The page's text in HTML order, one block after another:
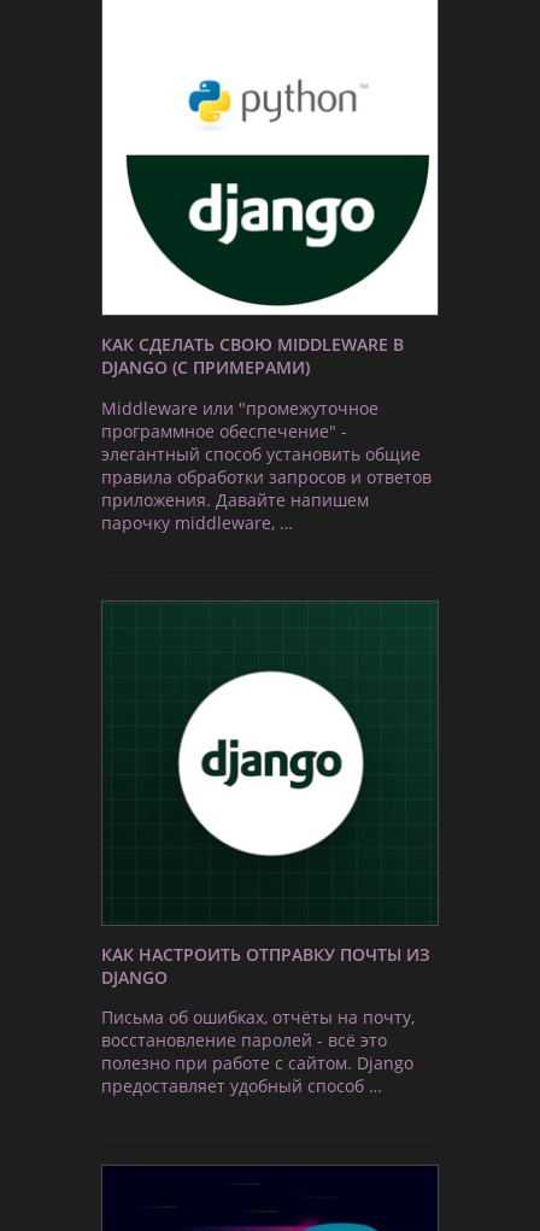
КАК СДЕЛАТЬ СВОЮ MIDDLEWARE В
DJANGO (С ПРИМЕРАМИ)
Middleware или "промежуточное
программное обеспечение" -
элегантный способ установить общие
правила обработки запросов и ответов
приложения. Давайте напишем
парочку middleware, …
КАК НАСТРОИТЬ ОТПРАВКУ ПОЧТЫ ИЗ
DJANGO
Письма об ошибках, отчёты на почту,
восстановление паролей - всё это
полезно при работе с сайтом. Django
предоставляет удобный способ …